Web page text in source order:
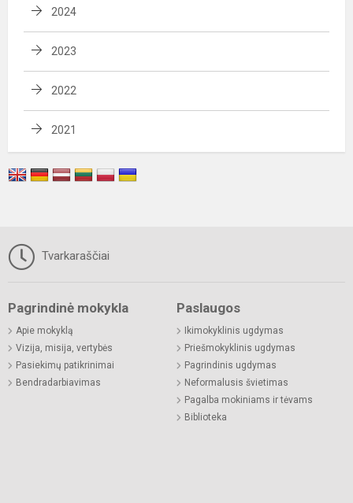
2024
2023
2022
2021
Tvarkaraščiai
Pagrindinė mokykla
Apie mokyklą
Vizija, misija, vertybės
Pasiekimų patikrinimai
Bendradarbiavimas
Paslaugos
Ikimokyklinis ugdymas
Priešmokyklinis ugdymas
Pagrindinis ugdymas
Neformalusis švietimas
Pagalba mokiniams ir tėvams
Biblioteka